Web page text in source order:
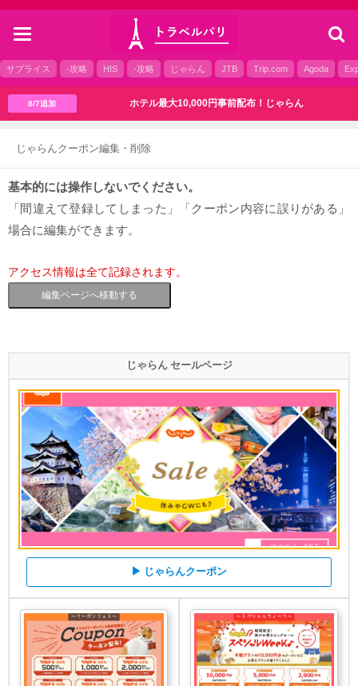
toggle
サプライス -攻略 HIS -攻略 じゃらん JTB Trip.com Agoda
8/7追加 ホテル最大10,000円事前配布！じゃらん
じゃらんクーポン編集・削除
基本的には操作しないでください。
「間違えて登録してしまった」「クーポン内容に誤りがある」
場合に編集ができます。
アクセス情報は全て記録されます。
編集ページへ移動する
じゃらん セールページ
▶ じゃらんクーポン